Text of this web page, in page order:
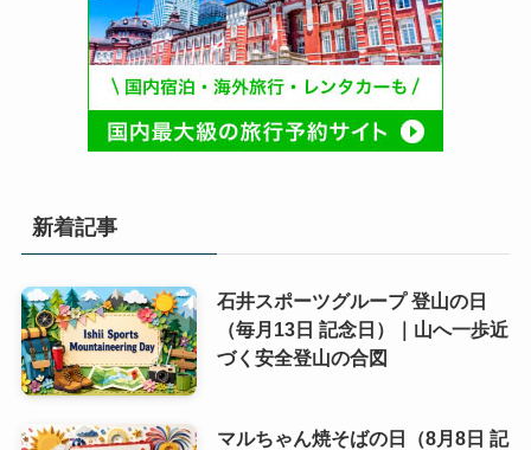
新着記事
石井スポーツグループ 登山の日
（毎月13日 記念日）｜山へ一歩近
づく安全登山の合図
マルちゃん焼そばの日（8月8日 記